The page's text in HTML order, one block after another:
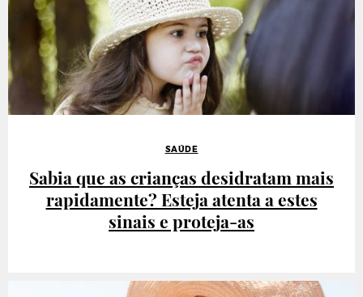
SAÚDE
Sabia que as crianças desidratam mais
rapidamente? Esteja atenta a estes
sinais e proteja-as